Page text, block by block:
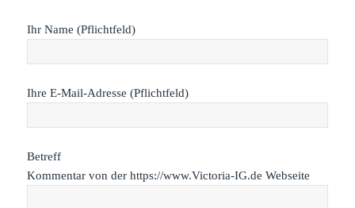
Ihr Name (Pflichtfeld)
Ihre E-Mail-Adresse (Pflichtfeld)
Betreff
Kommentar von der https://www.Victoria-IG.de Webseite